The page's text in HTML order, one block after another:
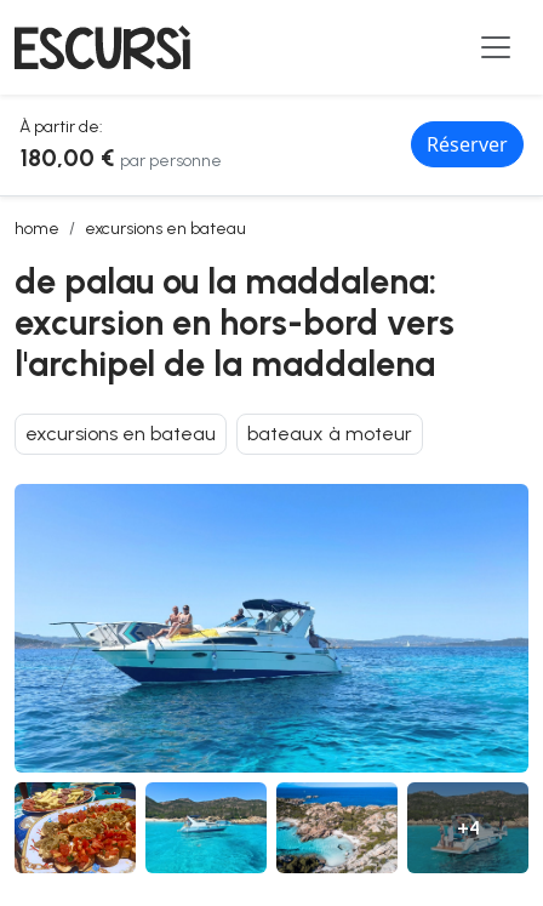
À partir de:
180,00 € par personne
Réserver
home excursions en bateau
de palau ou la maddalena: excursion en hors-bord vers l'archipel
de palau ou la maddalena:
excursion en hors-bord vers
l'archipel de la maddalena
excursions en bateau bateaux à moteur
+4